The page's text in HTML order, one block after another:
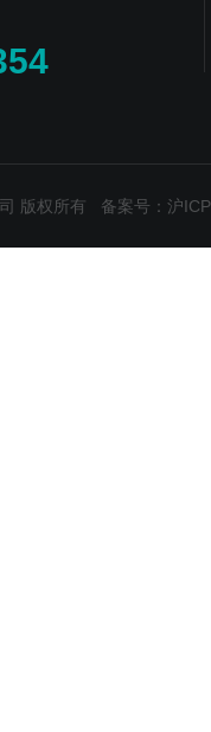
版权所有 备案号：沪